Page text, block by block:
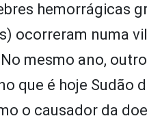
hemorrágicas
ocorreram numa
mesmo ano,
que é hoje
o causador da